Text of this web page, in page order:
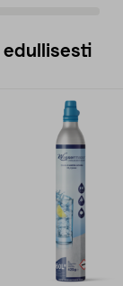
edullisesti